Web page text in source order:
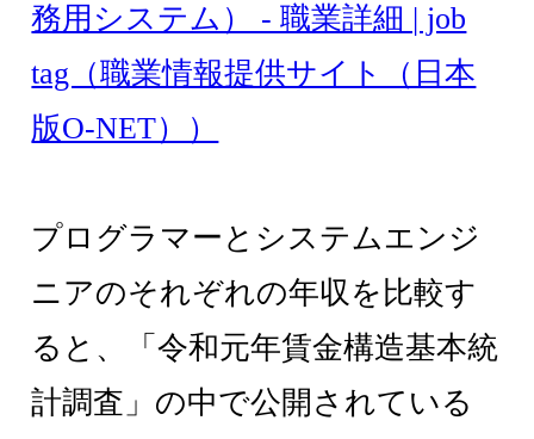
務用システム） - 職業詳細 | job
tag（職業情報提供サイト（日本
版O-NET））
プログラマーとシステムエンジ
ニアのそれぞれの年収を比較す
ると、「令和元年賃金構造基本統
計調査」の中で公開されている